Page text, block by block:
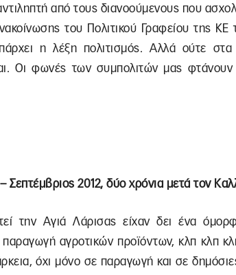
από τους διανοούμενους που
του Πολιτικού Γραφείου της
η λέξη πολιτισμός. Αλλά ούτε
Οι φωνές των συμπολιτών μας
2012, δύο χρόνια μετά τον
την Αγιά Λάρισας είχαν δει ένα
αγροτικών προϊόντων, κλπ κλπ
όχι μόνο σε παραγωγή και σε